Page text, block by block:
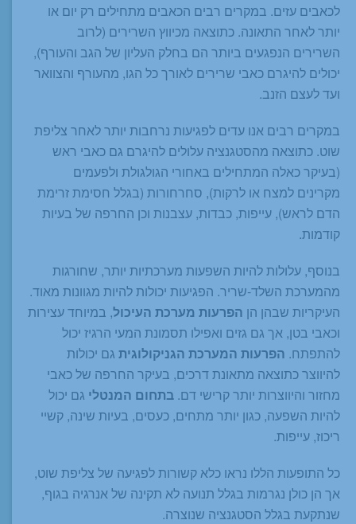
לכאבים עזים. במקרים רבים הכאבים מתחילים רק יום או
יותר לאחר התאונה. כתוצאה מכיווץ השרירים (לרוב
השרירים הנפגעים ביותר הם בחלק העליון של הגב והעורף),
יכולים להיגרם כאבי שרירים לאורך כל הגו, מהעורף והצוואר
ועד לעצם הזנב.
במקרים רבים אנו עדים לפגיעות נרחבות יותר לאחר צליפת
שוט. כתוצאה מהסטגנציה עלולים להיגרם גם כאבי ראש
(בעיקר כאלה המתחילים באחורי הגולגולת ולפעמים
מקרינים למצח או לרקות), סחרחורות (בגלל חסימת זרימת
הדם לראש), עייפות, כבדות, עצבנות וכן החרפה של בעיות
קודמות.
בנוסף, עלולות להיות השפעות מערכתיות יותר, שחורגות
מהמערכת השלד-שריר. הפגיעות יכולות להיות מגוונות מאוד.
העיקריות שבהן הן הפרעות מערכת העיכול, במיוחד עצירות
וכאבי בטן, אך גם גזים ואפילו תסמונת המעי הרגיז יכול
להתפתח. הפרעות המערכת הגניקולוגית גם יכולות
להיווצר כתוצאה מתאונת דרכים, בעיקר החרפה של כאבי
מחזור והיווצרות יותר קרישי דם. בתחום המנטלי גם יכול
להיות השפעה, כגון יותר מתחים, כעסים, בעיות שינה, קשיי
ריכוז, עייפות.
כל התופעות הללו נראו כלא קשורות לפגיעה של צליפת שוט,
אך הן כולן נגרמות בגלל תנועה לא תקינה של אנרגיה בגוף,
שנתקעת בגלל הסטגנציה שנוצרה.